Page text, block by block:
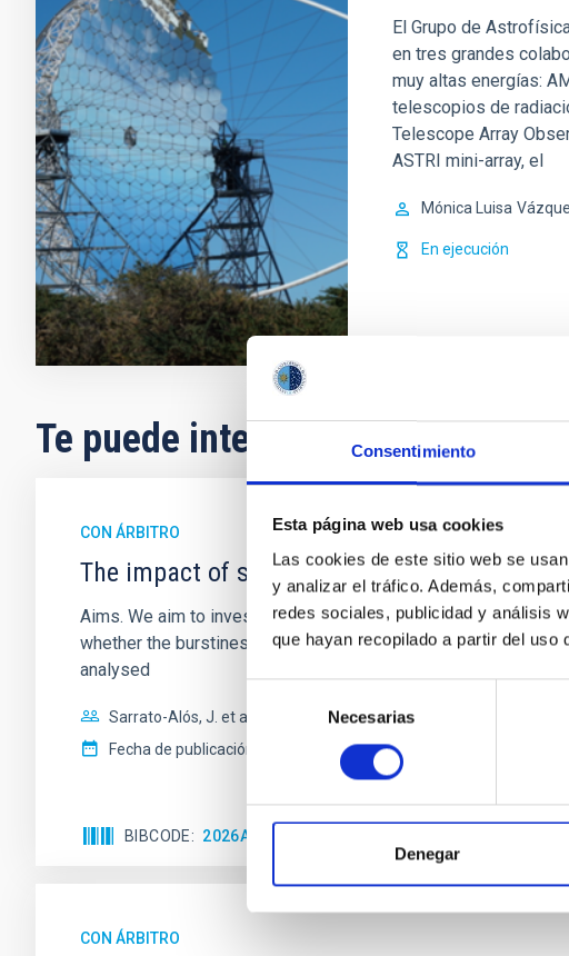
Consentimiento
Esta página web usa cookies
Las cookies de este sitio web se
y analizar el tráfico. Además,
redes sociales, publicidad y análisis
que hayan recopilado a partir del uso
de
consentimiento
Necesarias
Denegar
El Grupo de
en tres grandes
muy altas energías:
telescopios de
Telescope Array
ASTRI mini-array, el
Mónica Luisa
En ejecución
Te puede interesar
CON ÁRBITRO
The impact of star formation histories on
Aims. We aim to investigate the connection between star
whether the burstiness and temporal distribution of star
analysed
Sarrato-Alós, J. et al.
Fecha de publicación:
BIBCODE 2026A&A...710A..95S
CON ÁRBITRO